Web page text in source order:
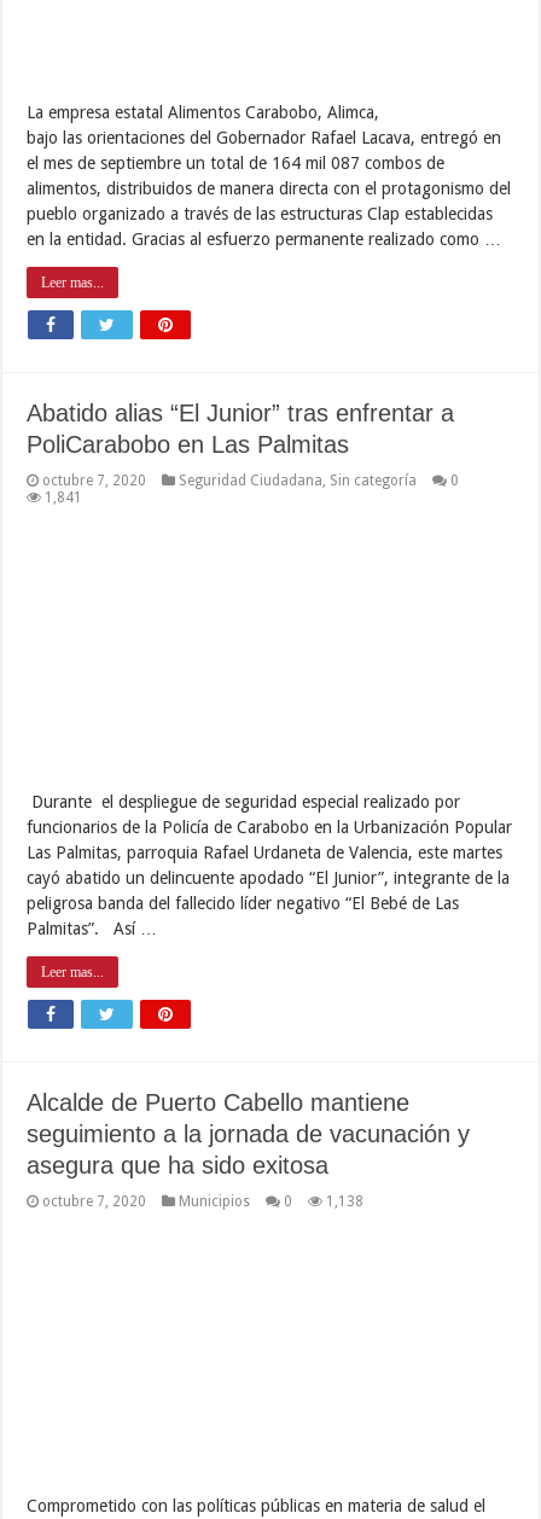
La empresa estatal Alimentos Carabobo, Alimca,
bajo las orientaciones del Gobernador Rafael Lacava, entregó en
el mes de septiembre un total de 164 mil 087 combos de
alimentos, distribuidos de manera directa con el protagonismo del
pueblo organizado a través de las estructuras Clap establecidas
en la entidad. Gracias al esfuerzo permanente realizado como …
Leer mas...
Abatido alias “El Junior” tras enfrentar a
PoliCarabobo en Las Palmitas
octubre 7, 2020 Seguridad Ciudadana, Sin categoría
0
1,841
Durante el despliegue de seguridad especial realizado por
funcionarios de la Policía de Carabobo en la Urbanización Popular
Las Palmitas, parroquia Rafael Urdaneta de Valencia, este martes
cayó abatido un delincuente apodado “El Junior”, integrante de la
peligrosa banda del fallecido líder negativo “El Bebé de Las
Palmitas”. Así …
Leer mas...
Alcalde de Puerto Cabello mantiene
seguimiento a la jornada de vacunación y
asegura que ha sido exitosa
octubre 7, 2020 Municipios 0 1,138
Comprometido con las políticas públicas en materia de salud el